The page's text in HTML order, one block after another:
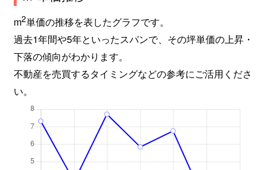
m2単価の推移を表したグラフです。
過去1年間や5年といったスパンで、その坪単価の上昇・
下落の傾向がわかります。
不動産を売買するタイミングなどの参考にご活用くださ
い。